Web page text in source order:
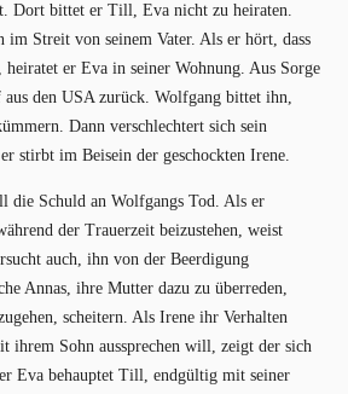
Dort bittet er Till, Eva nicht zu heiraten.
Streit von seinem Vater. Als er hört, dass
heiratet er Eva in seiner Wohnung. Aus Sorge
den USA zurück. Wolfgang bittet ihn,
Dann verschlechtert sich sein
stirbt im Beisein der geschockten Irene.
die Schuld an Wolfgangs Tod. Als er
der Trauerzeit beizustehen, weist
auch, ihn von der Beerdigung
Annas, ihre Mutter dazu zu überreden,
scheitern. Als Irene ihr Verhalten
ihrem Sohn aussprechen will, zeigt der sich
Eva behauptet Till, endgültig mit seiner